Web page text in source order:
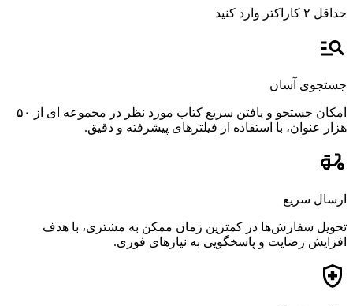
حداقل ۲ کاراکتر وارد کنید
جستجوی آسان
امکان جستجو و یافتن سریع کتاب مورد نظر در مجموعه ای از ۵۰
هزار عنوان، با استفاده از فیلترهای پیشرفته و دقیق.
ارسال سریع
تحویل سفارش‌ها در کمترین زمان ممکن به مشتری، با هدف
افزایش رضایت و پاسخگویی به نیازهای فوری.